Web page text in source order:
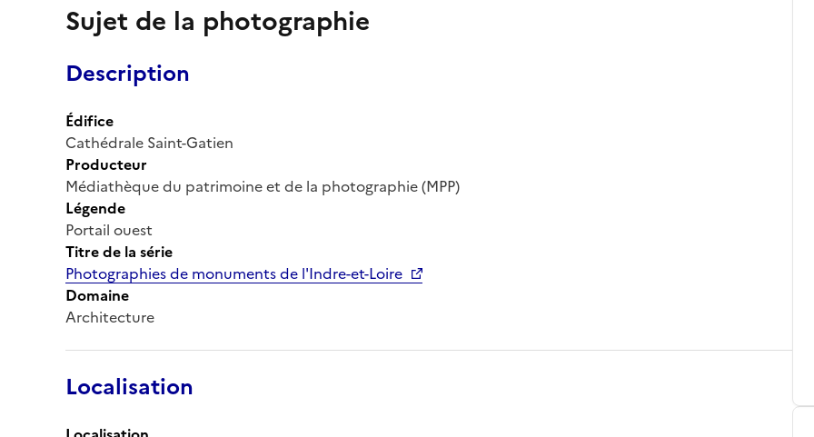
Sujet de la photographie
Description
Édifice
Cathédrale Saint-Gatien
Producteur
Médiathèque du patrimoine et de la photographie (MPP)
Légende
Portail ouest
Titre de la série
Photographies de monuments de l'Indre-et-Loire
Domaine
Architecture
Localisation